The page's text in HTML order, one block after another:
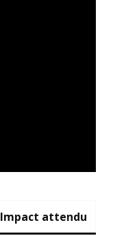
Impact attendu